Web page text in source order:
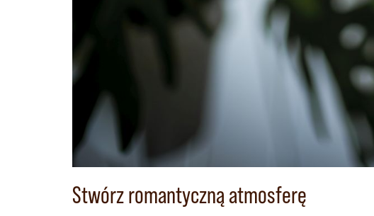
Stwórz romantyczną atmosferę